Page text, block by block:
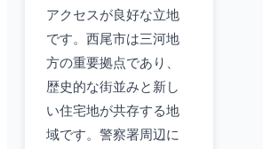
アクセスが良好な立地
です。西尾市は三河地
方の重要拠点であり、
歴史的な街並みと新し
い住宅地が共存する地
域です。警察署周辺に